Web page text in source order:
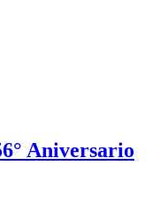
Aniversario